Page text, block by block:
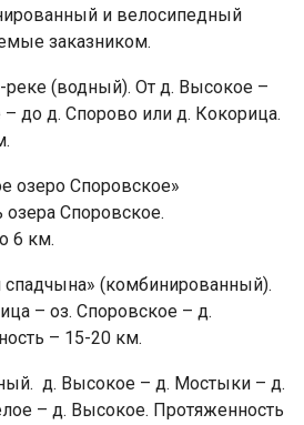
и велосипедный
заказником.
(водный). От д. Высокое –
до д. Спорово или д. Кокорица.
озеро Споровское»
Споровское.
6 км.
(комбинированный).
– оз. Споровское – д.
– 15-20 км.
д. Высокое – д. Мостыки – д.
– д. Высокое. Протяженность